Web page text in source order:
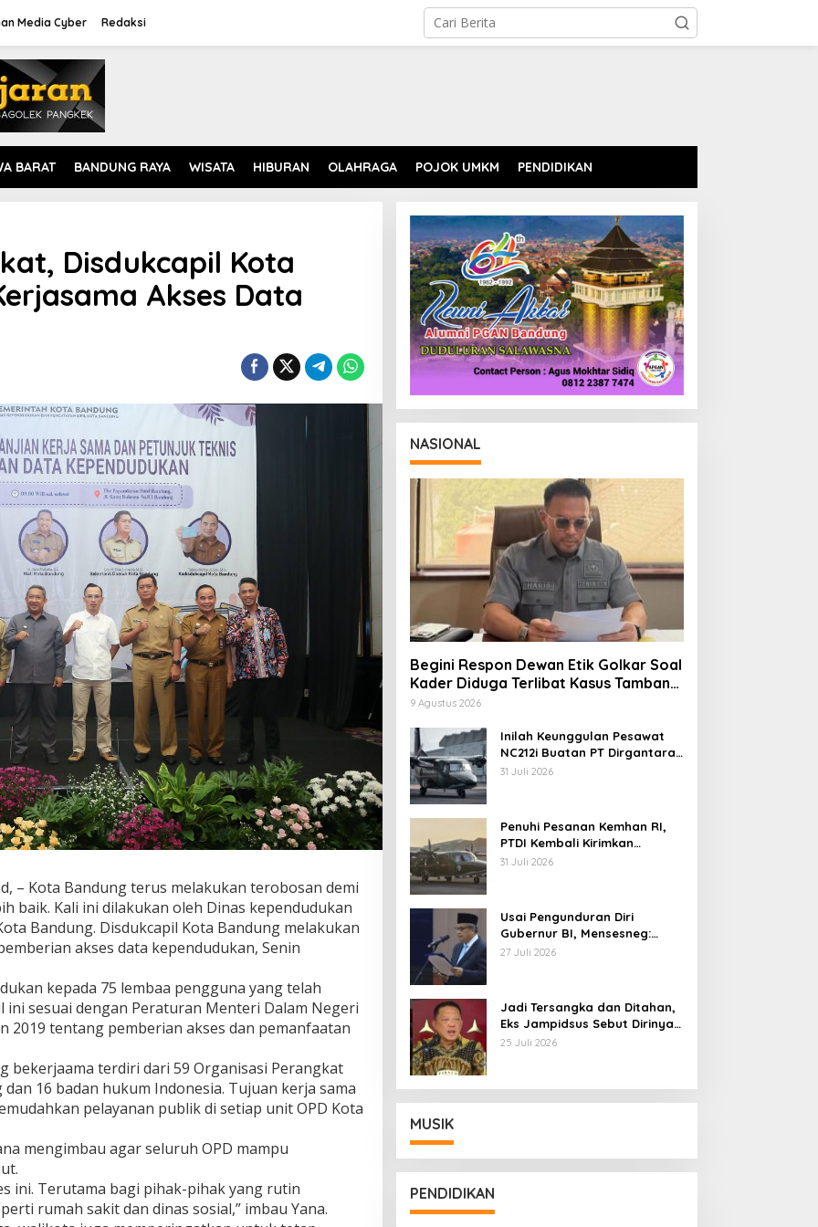
Media Cyber Redaksi
BARAT BANDUNG RAYA WISATA HIBURAN OLAHRAGA POJOK UMKM PENDIDIKAN
Disdukcapil Kota
Akses Data
– Kota Bandung terus melakukan terobosan demi
baik. Kali ini dilakukan oleh Dinas kependudukan
Bandung. Disdukcapil Kota Bandung melakukan
akses data kependudukan, Senin
kepada 75 lembaa pengguna yang telah
ini sesuai dengan Peraturan Menteri Dalam Negeri
2019 tentang pemberian akses dan pemanfaatan
bekerjaama terdiri dari 59 Organisasi Perangkat
16 badan hukum Indonesia. Tujuan kerja sama
pelayanan publik di setiap unit OPD Kota
mengimbau agar seluruh OPD mampu
ini. Terutama bagi pihak-pihak yang rutin
rumah sakit dan dinas sosial,” imbau Yana.
NASIONAL
Begini Respon Dewan Etik Golkar Soal
Kader Diduga Terlibat Kasus Tambang
Emas
9 Agustus 2026
Inilah Keunggulan Pesawat
NC212i Buatan PT Dirgantara
Indonesia, Siap Dukung
31 Juli 2026
Penuhi Pesanan Kemhan RI,
PTDI Kembali Kirimkan
Pesawat NC212i ke Pangkalan
31 Juli 2026
Usai Pengunduran Diri
Gubernur BI, Mensesneg:
Segera Terbit Keppres
27 Juli 2026
Jadi Tersangka dan Ditahan,
Eks Jampidsus Sebut Dirinya
Korban Kriminalisasi
25 Juli 2026
MUSIK
PENDIDIKAN